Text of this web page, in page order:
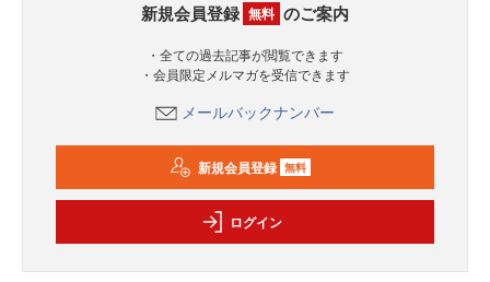
新規会員登録 無料 のご案内
・全ての過去記事が閲覧できます
・会員限定メルマガを受信できます
メールバックナンバー
新規会員登録 無料
ログイン